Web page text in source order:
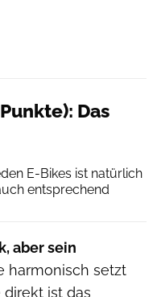
Das
E-Bikes ist natürlich
entsprechend
aber sein
harmonisch setzt
ist das